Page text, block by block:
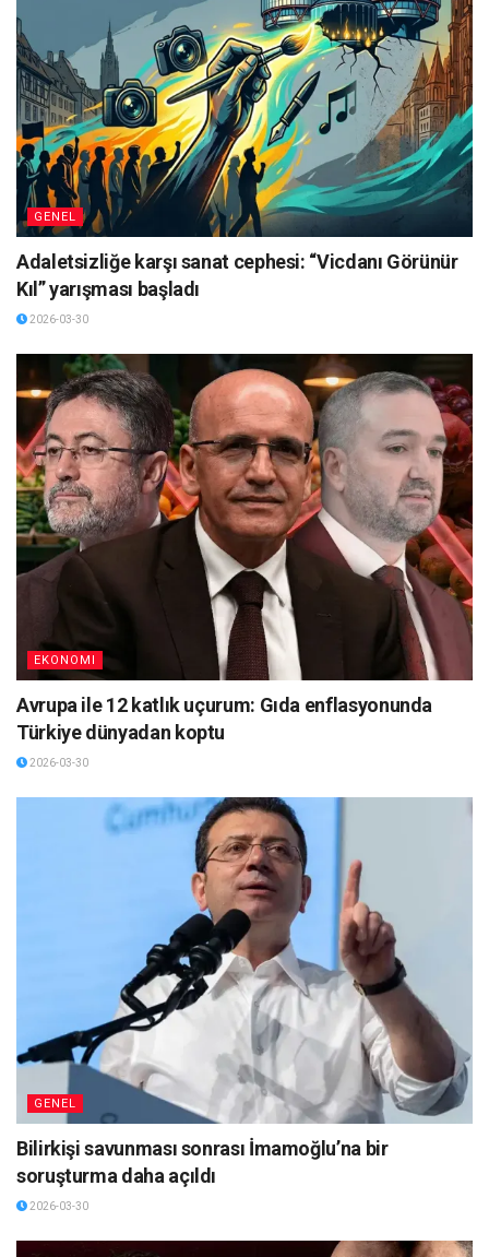
GENEL
Adaletsizliğe karşı sanat cephesi: “Vicdanı Görünür
Kıl” yarışması başladı
2026-03-30
EKONOMI
Avrupa ile 12 katlık uçurum: Gıda enflasyonunda
Türkiye dünyadan koptu
2026-03-30
GENEL
Bilirkişi savunması sonrası İmamoğlu’na bir
soruşturma daha açıldı
2026-03-30